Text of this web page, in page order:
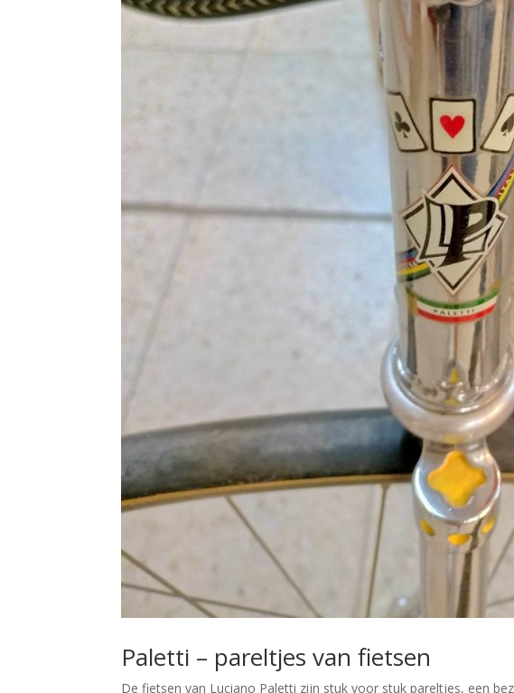
Paletti – pareltjes van fietsen
De fietsen van Luciano Paletti zijn stuk voor stuk pareltjes, een